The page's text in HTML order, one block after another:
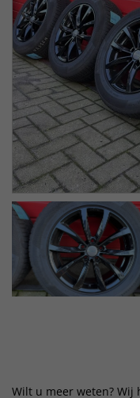
Wilt u meer weten? Wij